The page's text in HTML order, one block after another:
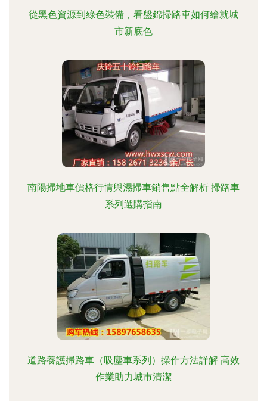
從黑色資源到綠色裝備，看盤錦掃路車如何繪就城
市新底色
南陽掃地車價格行情與濕掃車銷售點全解析 掃路車
系列選購指南
道路養護掃路車（吸塵車系列）操作方法詳解 高效
作業助力城市清潔